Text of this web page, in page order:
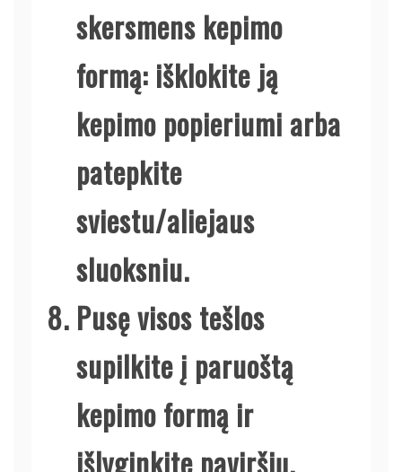
skersmens kepimo
formą: išklokite ją
kepimo popieriumi arba
patepkite
sviestu/aliejaus
sluoksniu.
Pusę visos tešlos
supilkite į paruoštą
kepimo formą ir
išlyginkite paviršių.